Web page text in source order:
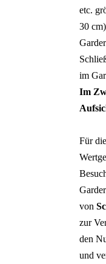
etc.
30
im
Im
Für
von
zur
den
und